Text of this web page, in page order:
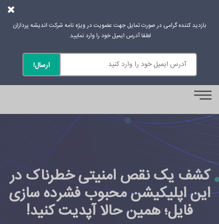
کشف یک نقص امنیتی خطرناک در
این اپلیکیشن محبوب فشرده سازی
فایل؛ همین حالا آپدیت کنید!
بازدید کننده گرامی در صورت تمایل جهت عضویت در ویژه نامه شرکت اندیشه پردازان
لطفا آدرس ایمیل خود را وارد نمایید.